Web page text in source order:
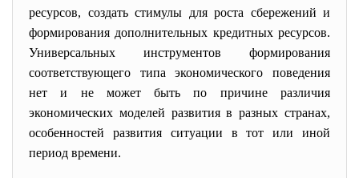
ресурсов, создать стимулы для роста сбережений и
формирования дополнительных кредитных ресурсов.
Универсальных инструментов формирования
соответствующего типа экономического поведения
нет и не может быть по причине различия
экономических моделей развития в разных странах,
особенностей развития ситуации в тот или иной
период времени.